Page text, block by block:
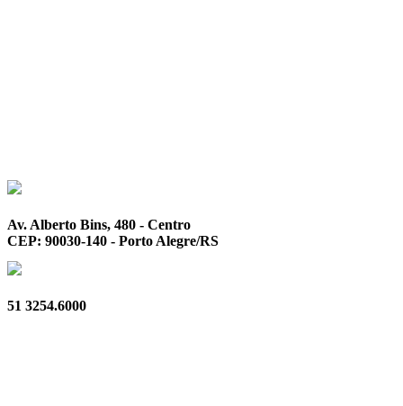
Av. Alberto Bins, 480 - Centro
CEP: 90030-140 - Porto Alegre/RS
51 3254.6000